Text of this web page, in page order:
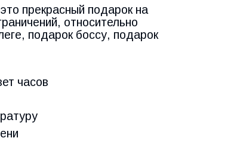
прекрасный подарок на
относительно
подарок боссу, подарок
часов